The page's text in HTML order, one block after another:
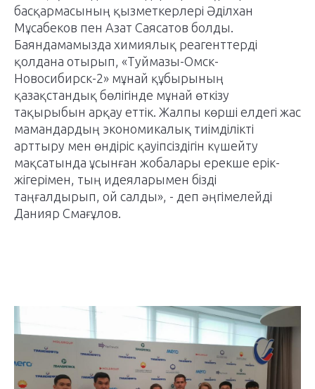
басқармасының қызметкерлері Әділхан
Мұсабеков пен Азат Саясатов болды.
Баяндамамызда химиялық реагенттерді
қолдана отырып, «Туймазы-Омск-
Новосибирск-2» мұнай құбырының
қазақстандық бөлігінде мұнай өткізу
тақырыбын арқау еттік. Жалпы көрші елдегі жас
мамандардың экономикалық тиімділікті
арттыру мен өндіріс қауіпсіздігін күшейту
мақсатында ұсынған жобалары ерекше ерік-
жігерімен, тың идеяларымен бізді
таңғалдырып, ой салды», - деп әңгімелейді
Данияр Смағұлов.